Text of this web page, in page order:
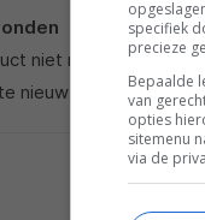
niet meer te koop.
nieuwtjes, reviews en
specifiek
precieze
Bepaalde
van
opties
sitemenu
via de